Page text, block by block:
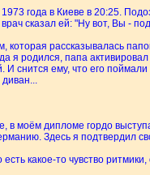
года в Киеве в 20:25.
сказал ей: "Ну вот, Вы -
рассказывалась
я родился, папа
И снится ему, что его
в моём дипломе гордо
Здесь я подтвердил
какое-то чувство